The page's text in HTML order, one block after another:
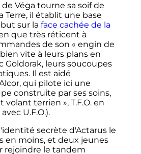
Véga tourne sa soif de
Terre, il établit une base
sur la face cachée de la
que très réticent à
de son « engin de
vite à leurs plans en
Goldorak, leurs soucoupes
Il est aidé
qui pilote ici une
construite par ses soins,
volant terrien », T.F.O. en
U.F.O.).
secrète d'Actarus le
en moins, et deux jeunes
rejoindre le tandem